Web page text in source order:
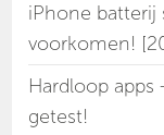
iPhone batterij
voorkomen!
Hardloop
getest!